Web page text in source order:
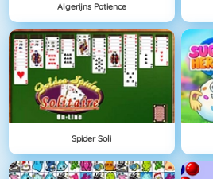
Algerijns Patience
Spider Soli